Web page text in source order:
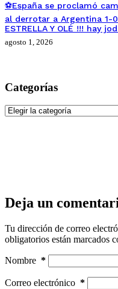
⚽España se proclamó
al derrotar a Argentina 1-
ESTRELLA Y OLÉ !!! hay
agosto 1, 2026
Categorías
Categorías
Deja un
Tu dirección de correo
obligatorios están marcados
Nombre *
Correo electrónico *